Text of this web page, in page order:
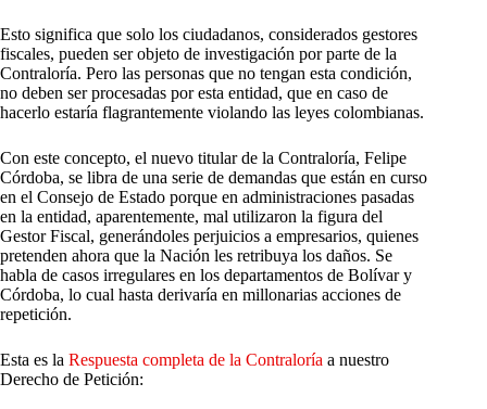
Esto significa que solo los ciudadanos, considerados gestores
fiscales, pueden ser objeto de investigación por parte de la
Contraloría. Pero las personas que no tengan esta condición,
no deben ser procesadas por esta entidad, que en caso de
hacerlo estaría flagrantemente violando las leyes colombianas.
Con este concepto, el nuevo titular de la Contraloría, Felipe
Córdoba, se libra de una serie de demandas que están en curso
en el Consejo de Estado porque en administraciones pasadas
en la entidad, aparentemente, mal utilizaron la figura del
Gestor Fiscal, generándoles perjuicios a empresarios, quienes
pretenden ahora que la Nación les retribuya los daños. Se
habla de casos irregulares en los departamentos de Bolívar y
Córdoba, lo cual hasta derivaría en millonarias acciones de
repetición.
Esta es la Respuesta completa de la Contraloría a nuestro
Derecho de Petición: